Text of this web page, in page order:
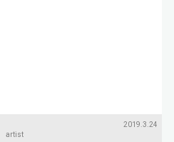
2019.3.24
artist